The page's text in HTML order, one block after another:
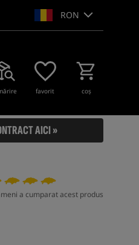
RON
favorit coş
AICI »
a cumparat acest produs